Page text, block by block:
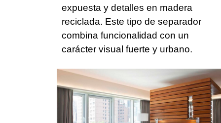
expuesta y detalles en madera
reciclada. Este tipo de separador
combina funcionalidad con un
carácter visual fuerte y urbano.